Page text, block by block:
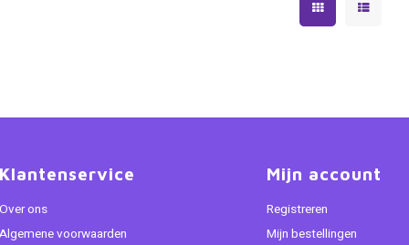
Klantenservice
Over ons
Algemene voorwaarden
Mijn account
Registreren
Mijn bestellingen